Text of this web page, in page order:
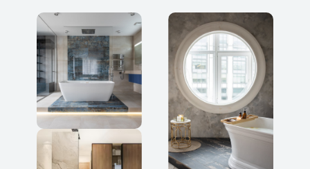
FACE 5
GV-8BPGRAS05MZ